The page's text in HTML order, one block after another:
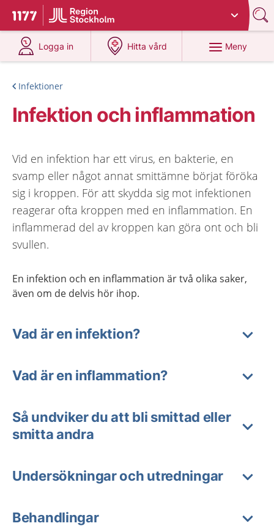
Till startsidan för 1177
Du har valt region
Logga in
på 1177.se
Hitta vård
på 1177.se
Meny
Infektioner
Infektion och inflammation
Vid en infektion har ett virus, en bakterie, en
svamp eller något annat smittämne börjat föröka
sig i kroppen. För att skydda sig mot infektionen
reagerar ofta kroppen med en inflammation. En
inflammerad del av kroppen kan göra ont och bli
svullen.
En infektion och en inflammation är två olika saker,
även om de delvis hör ihop.
Vad är en infektion?
Vad är en inflammation?
Så undviker du att bli smittad eller
smitta andra
Undersökningar och utredningar
Behandlingar